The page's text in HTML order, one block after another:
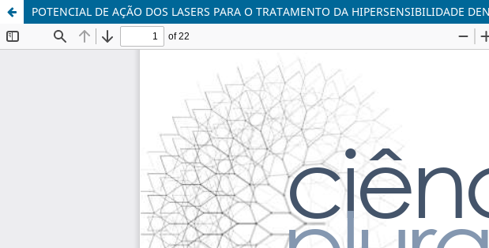
POTENCIAL DE AÇÃO DOS LASERS PARA O TRATAMENTO DA HIPERSENSIBILIDADE